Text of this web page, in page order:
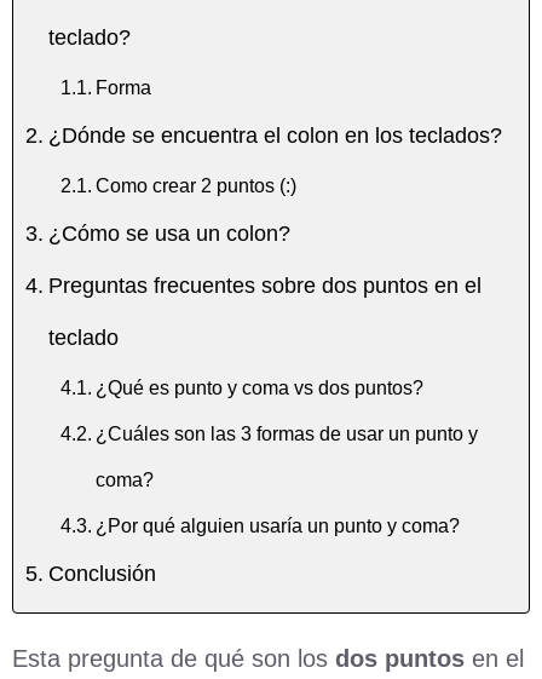
teclado?
Forma
¿Dónde se encuentra el colon en los teclados?
Como crear 2 puntos (:)
¿Cómo se usa un colon?
Preguntas frecuentes sobre dos puntos en el
teclado
¿Qué es punto y coma vs dos puntos?
¿Cuáles son las 3 formas de usar un punto y
coma?
¿Por qué alguien usaría un punto y coma?
Conclusión
Esta pregunta de qué son los dos puntos en el